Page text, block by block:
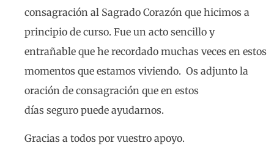
consagración al Sagrado Corazón que hicimos a
principio de curso. Fue un acto sencillo y
entrañable que he recordado muchas veces en estos
momentos que estamos viviendo. Os adjunto la
oración de consagración que en estos
días seguro puede ayudarnos.
Gracias a todos por vuestro apoyo.